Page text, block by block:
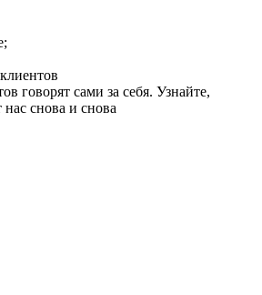
говорят сами за себя. Узнайте,
снова и снова